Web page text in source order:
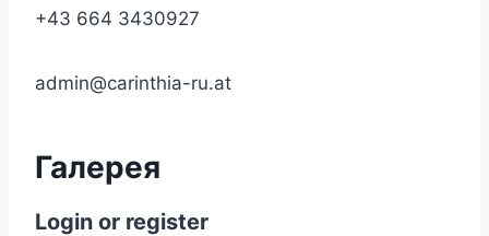
+43 664 3430927
admin@carinthia-ru.at
Галерея
Login or register